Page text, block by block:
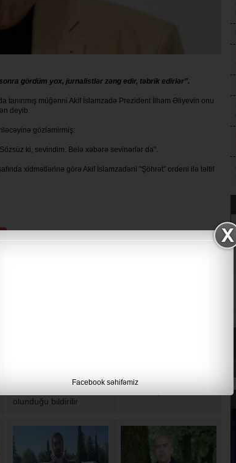
gördüm yox, jurnalistlər zəng edir, təbrik edirlər”.
tanınmış müğənni Akif İslamzadə Prezident İlham Əliyevin onu
deyib.
gözləmirmiş:
ki, sevindim. Belə xəbərə sevinərlər də”.
xidmətlərinə görə Akif İslamzadəni "Şöhrət” ordeni ilə təltif
Gmail
Bəhruz Həsənlinin
olunduğu bildirilir
Əlizamin Salayev
Facebook səhifəmiz